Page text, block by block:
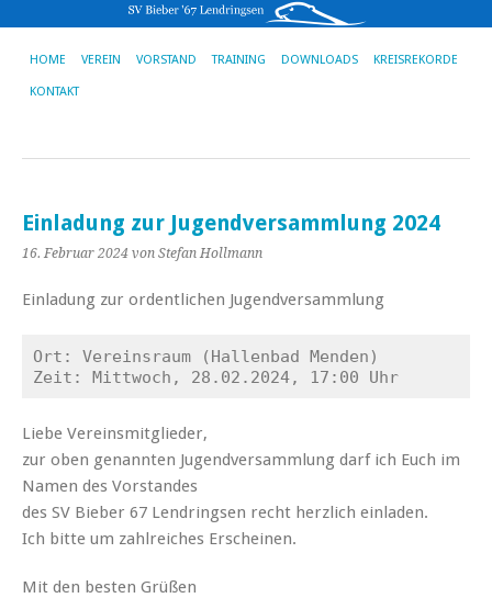
HOME VEREIN VORSTAND TRAINING DOWNLOADS KREISREKORDE
KONTAKT
Einladung zur Jugendversammlung 2024
16. Februar 2024 von Stefan Hollmann
Einladung zur ordentlichen Jugendversammlung
Ort: Vereinsraum (Hallenbad Menden)
Zeit: Mittwoch, 28.02.2024, 17:00 Uhr
Liebe Vereinsmitglieder,
zur oben genannten Jugendversammlung darf ich Euch im
Namen des Vorstandes
des SV Bieber 67 Lendringsen recht herzlich einladen.
Ich bitte um zahlreiches Erscheinen.
Mit den besten Grüßen